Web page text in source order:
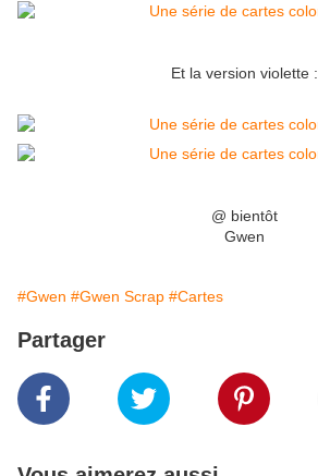
Et la version violette :
@ bientôt
Gwen
#Gwen #Gwen Scrap #Cartes
Partager